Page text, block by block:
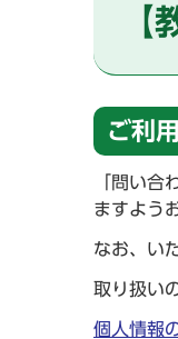
ご利
「問い合
ますよう
なお、い
取り扱い
個人情報